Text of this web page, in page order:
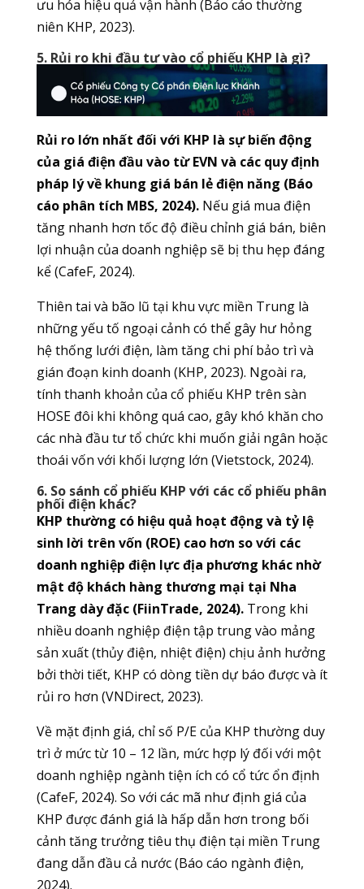
ưu hóa hiệu quả vận hành (Báo cáo thường
niên KHP, 2023).
5. Rủi ro khi đầu tư vào cổ phiếu KHP là gì?
Rủi ro lớn nhất đối với KHP là sự biến động
của giá điện đầu vào từ EVN và các quy định
pháp lý về khung giá bán lẻ điện năng (Báo
cáo phân tích MBS, 2024).Nếu giá mua điện
tăng nhanh hơn tốc độ điều chỉnh giá bán, biên
lợi nhuận của doanh nghiệp sẽ bị thu hẹp đáng
kể (CafeF, 2024).
Thiên tai và bão lũ tại khu vực miền Trung là
những yếu tố ngoại cảnh có thể gây hư hỏng
hệ thống lưới điện, làm tăng chi phí bảo trì và
gián đoạn kinh doanh (KHP, 2023). Ngoài ra,
tính thanh khoản của cổ phiếu KHP trên sàn
HOSE đôi khi không quá cao, gây khó khăn cho
các nhà đầu tư tổ chức khi muốn giải ngân hoặc
thoái vốn với khối lượng lớn (Vietstock, 2024).
6. So sánh cổ phiếu KHP với các cổ phiếu phân
phối điện khác?
KHP thường có hiệu quả hoạt động và tỷ lệ
sinh lời trên vốn (ROE) cao hơn so với các
doanh nghiệp điện lực địa phương khác nhờ
mật độ khách hàng thương mại tại Nha
Trang dày đặc (FiinTrade, 2024).Trong khi
nhiều doanh nghiệp điện tập trung vào mảng
sản xuất (thủy điện, nhiệt điện) chịu ảnh hưởng
bởi thời tiết, KHP có dòng tiền dự báo được và ít
rủi ro hơn (VNDirect, 2023).
Về mặt định giá, chỉ số P/E của KHP thường duy
trì ở mức từ 10 – 12 lần, mức hợp lý đối với một
doanh nghiệp ngành tiện ích có cổ tức ổn định
(CafeF, 2024). So với các mã như định giá của
KHP được đánh giá là hấp dẫn hơn trong bối
cảnh tăng trưởng tiêu thụ điện tại miền Trung
đang dẫn đầu cả nước (Báo cáo ngành điện,
2024).